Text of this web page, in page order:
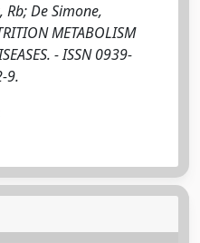
De Simone,
METABOLISM
- ISSN 0939-
9.